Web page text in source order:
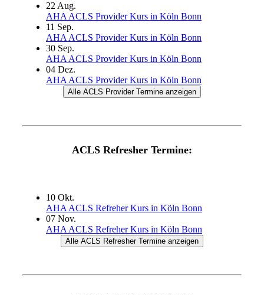
22 Aug.
AHA ACLS Provider Kurs in Köln Bonn
11 Sep.
AHA ACLS Provider Kurs in Köln Bonn
30 Sep.
AHA ACLS Provider Kurs in Köln Bonn
04 Dez.
AHA ACLS Provider Kurs in Köln Bonn
Alle ACLS Provider Termine anzeigen
ACLS Refresher Termine:
10 Okt.
AHA ACLS Refreher Kurs in Köln Bonn
07 Nov.
AHA ACLS Refreher Kurs in Köln Bonn
Alle ACLS Refresher Termine anzeigen